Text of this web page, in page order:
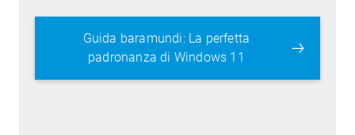
Guida baramundi: La perfetta
padronanza di Windows 11